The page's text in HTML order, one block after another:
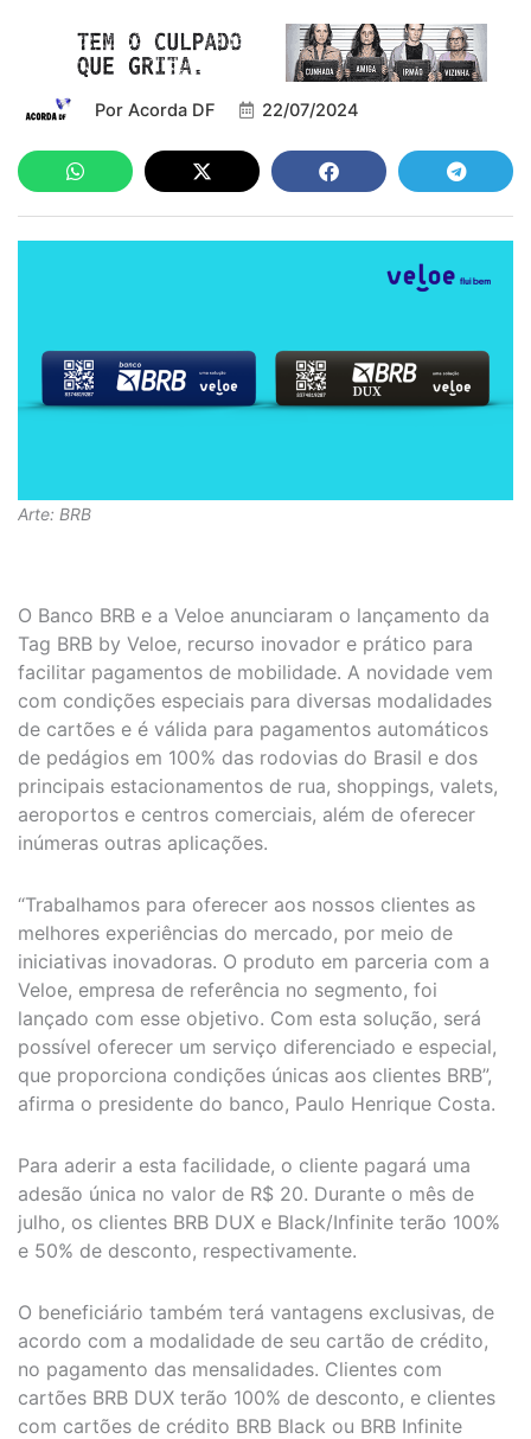
Por Acorda DF 22/07/2024
Arte: BRB
O Banco BRB e a Veloe anunciaram o lançamento da
Tag BRB by Veloe, recurso inovador e prático para
facilitar pagamentos de mobilidade. A novidade vem
com condições especiais para diversas modalidades
de cartões e é válida para pagamentos automáticos
de pedágios em 100% das rodovias do Brasil e dos
principais estacionamentos de rua, shoppings, valets,
aeroportos e centros comerciais, além de oferecer
inúmeras outras aplicações.
“Trabalhamos para oferecer aos nossos clientes as
melhores experiências do mercado, por meio de
iniciativas inovadoras. O produto em parceria com a
Veloe, empresa de referência no segmento, foi
lançado com esse objetivo. Com esta solução, será
possível oferecer um serviço diferenciado e especial,
que proporciona condições únicas aos clientes BRB”,
afirma o presidente do banco, Paulo Henrique Costa.
Para aderir a esta facilidade, o cliente pagará uma
adesão única no valor de R$ 20. Durante o mês de
julho, os clientes BRB DUX e Black/Infinite terão 100%
e 50% de desconto, respectivamente.
O beneficiário também terá vantagens exclusivas, de
acordo com a modalidade de seu cartão de crédito,
no pagamento das mensalidades. Clientes com
cartões BRB DUX terão 100% de desconto, e clientes
com cartões de crédito BRB Black ou BRB Infinite